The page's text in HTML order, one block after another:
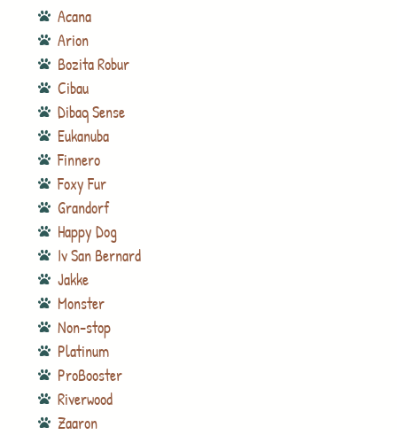
Acana
Arion
Bozita Robur
Cibau
Dibaq Sense
Eukanuba
Finnero
Foxy Fur
Grandorf
Happy Dog
Iv San Bernard
Jakke
Monster
Non-stop
Platinum
ProBooster
Riverwood
Zaaron